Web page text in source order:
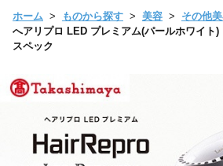
ホーム ものから探す 美容
その他
へアリプロ LED プレミアム(パールホワイト
スペック